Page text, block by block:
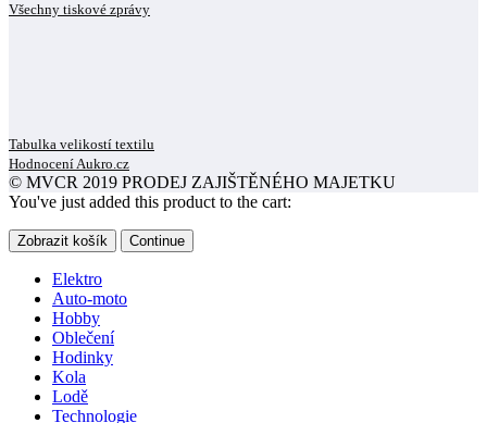
Všechny tiskové zprávy
Tabulka velikostí textilu
Hodnocení Aukro.cz
© MVCR 2019 PRODEJ ZAJIŠTĚNÉHO MAJETKU
You've just added this product to the cart:
Zobrazit košík Continue
Elektro
Auto-moto
Hobby
Oblečení
Hodinky
Kola
Lodě
Technologie